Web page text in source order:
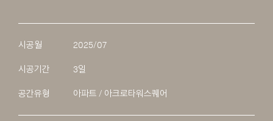
시공월 2025/07
시공기간 3일
공간유형 아파트 / 아크로타워스퀘어